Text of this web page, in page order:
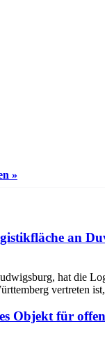
»
an
hat die
vertreten
Objekt für